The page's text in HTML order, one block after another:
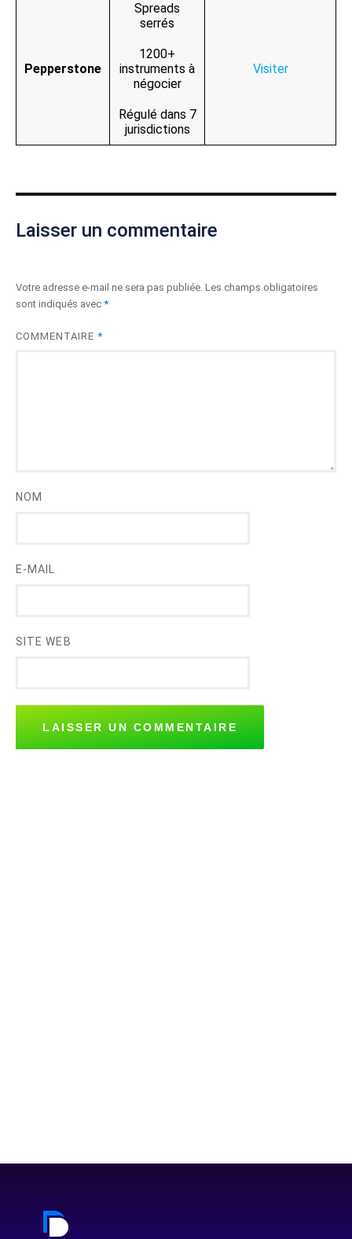
Pepperstone
Spreads
serrés
1200+
instruments à
négocier
Régulé dans 7
jurisdictions
Visiter
Laisser un commentaire
Votre adresse e-mail ne sera pas publiée. Les champs obligatoires
sont indiqués avec *
COMMENTAIRE *
NOM
E-MAIL
SITE WEB